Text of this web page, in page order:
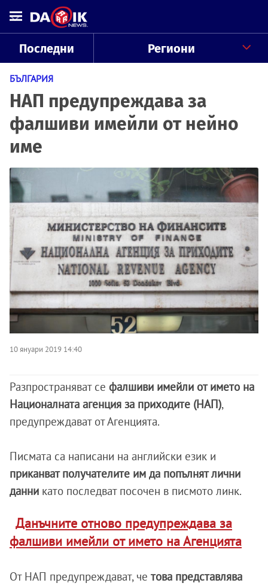
Последни Региони
БЪЛГАРИЯ
НАП предупреждава за
фалшиви имейли от нейно
име
10 януари 2019 14:40
Разпространяват се фалшиви имейли от името на
Националната агенция за приходите (НАП),
предупреждават от Агенцията.
Писмата са написани на английски език и
приканват получателите им да попълнят лични
данни като последват посочен в писмото линк.
Данъчните отново предупреждава за
фалшиви имейли от името на Агенцията
От НАП предупреждават, че това представлява